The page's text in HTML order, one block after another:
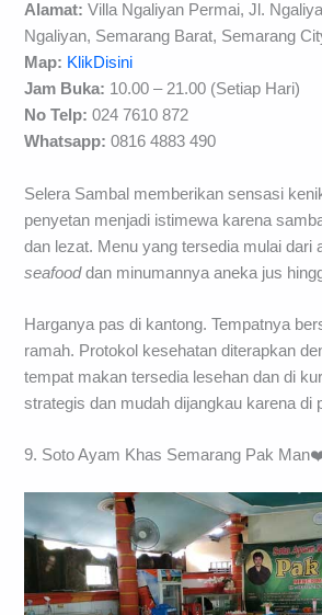
Alamat: Villa Ngaliyan Permai, Jl.
Ngaliyan, Semarang Barat, Semarang
Map: KlikDisini
Jam Buka: 10.00 – 21.00 (Setiap Hari)
No Telp: 024 7610 872
Whatsapp: 0816 4883 490
Selera Sambal memberikan sensasi
penyetan menjadi istimewa karena
dan lezat. Menu yang tersedia mulai dari
seafooddan minumannya aneka jus
Harganya pas di kantong. Tempatnya
ramah. Protokol kesehatan diterapkan
tempat makan tersedia lesehan dan di
strategis dan mudah dijangkau karena di
9. Soto Ayam Khas Semarang Pak